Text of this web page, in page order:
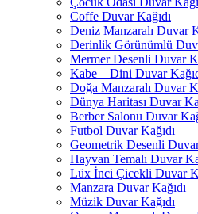
Coffe Duvar Kağıdı
Deniz Manzaralı Duvar
Derinlik Görünümlü
Mermer Desenli Duvar
Kabe – Dini Duvar
Doğa Manzaralı Duvar
Dünya Haritası Duvar
Berber Salonu Duvar
Futbol Duvar Kağıdı
Geometrik Desenli
Hayvan Temalı Duvar
Lüx İnci Çicekli Duvar
Manzara Duvar Kağıdı
Müzik Duvar Kağıdı